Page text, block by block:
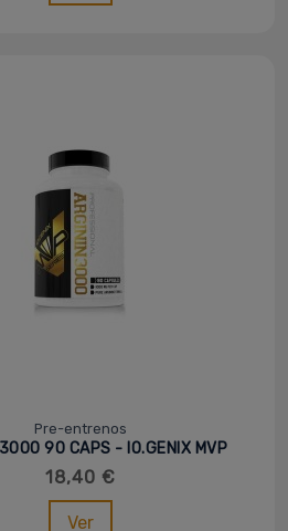
Pre-entrenos
90 CAPS - IO.GENIX MVP
18,40 €
Ver